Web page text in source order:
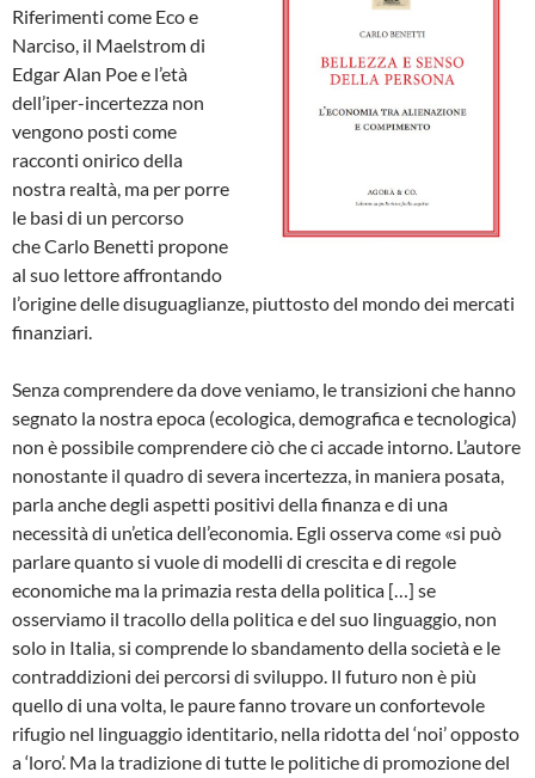
Riferimenti come Eco e
Narciso, il Maelstrom di
Edgar Alan Poe e l’età
dell’iper-incertezza non
vengono posti come
racconti onirico della
nostra realtà, ma per porre
le basi di un percorso
che Carlo Benetti propone
al suo lettore affrontando
l’origine delle disuguaglianze, piuttosto del mondo dei mercati
finanziari.
Senza comprendere da dove veniamo, le transizioni che hanno
segnato la nostra epoca (ecologica, demografica e tecnologica)
non è possibile comprendere ciò che ci accade intorno. L’autore
nonostante il quadro di severa incertezza, in maniera posata,
parla anche degli aspetti positivi della finanza e di una
necessità di un’etica dell’economia. Egli osserva come «si può
parlare quanto si vuole di modelli di crescita e di regole
economiche ma la primazia resta della politica […] se
osserviamo il tracollo della politica e del suo linguaggio, non
solo in Italia, si comprende lo sbandamento della società e le
contraddizioni dei percorsi di sviluppo. Il futuro non è più
quello di una volta, le paure fanno trovare un confortevole
rifugio nel linguaggio identitario, nella ridotta del ‘noi’ opposto
a ‘loro’. Ma la tradizione di tutte le politiche di promozione del